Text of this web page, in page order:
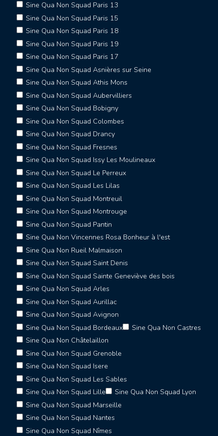
Sine Qua Non Squad Paris 13
Sine Qua Non Squad Paris 15
Sine Qua Non Squad Paris 18
Sine Qua Non Squad Paris 19
Sine Qua Non Squad Paris 17
Sine Qua Non Squad Asnières sur Seine
Sine Qua Non Squad Athis Mons
Sine Qua Non Squad Aubervilliers
Sine Qua Non Squad Bobigny
Sine Qua Non Squad Colombes
Sine Qua Non Squad Drancy
Sine Qua Non Squad Fresnes
Sine Qua Non Squad Issy Les Moulineaux
Sine Qua Non Squad Le Perreux
Sine Qua Non Squad Les Lilas
Sine Qua Non Squad Montreuil
Sine Qua Non Squad Montrouge
Sine Qua Non Squad Pantin
Sine Qua Non Vincennes Rosa Bonheur à l'est
Sine Qua Non Rueil Malmaison
Sine Qua Non Squad Saint Denis
Sine Qua Non Squad Sainte Geneviève des bois
Sine Qua Non Squad Arles
Sine Qua Non Squad Aurillac
Sine Qua Non Squad Avignon
Sine Qua Non Squad Bordeaux
Sine Qua Non Castres
Sine Qua Non Châtelaillon
Sine Qua Non Squad Grenoble
Sine Qua Non Squad Isere
Sine Qua Non Squad Les Sables
Sine Qua Non Squad Lille
Sine Qua Non Squad Lyon
Sine Qua Non Squad Marseille
Sine Qua Non Squad Nantes
Sine Qua Non Squad Nîmes